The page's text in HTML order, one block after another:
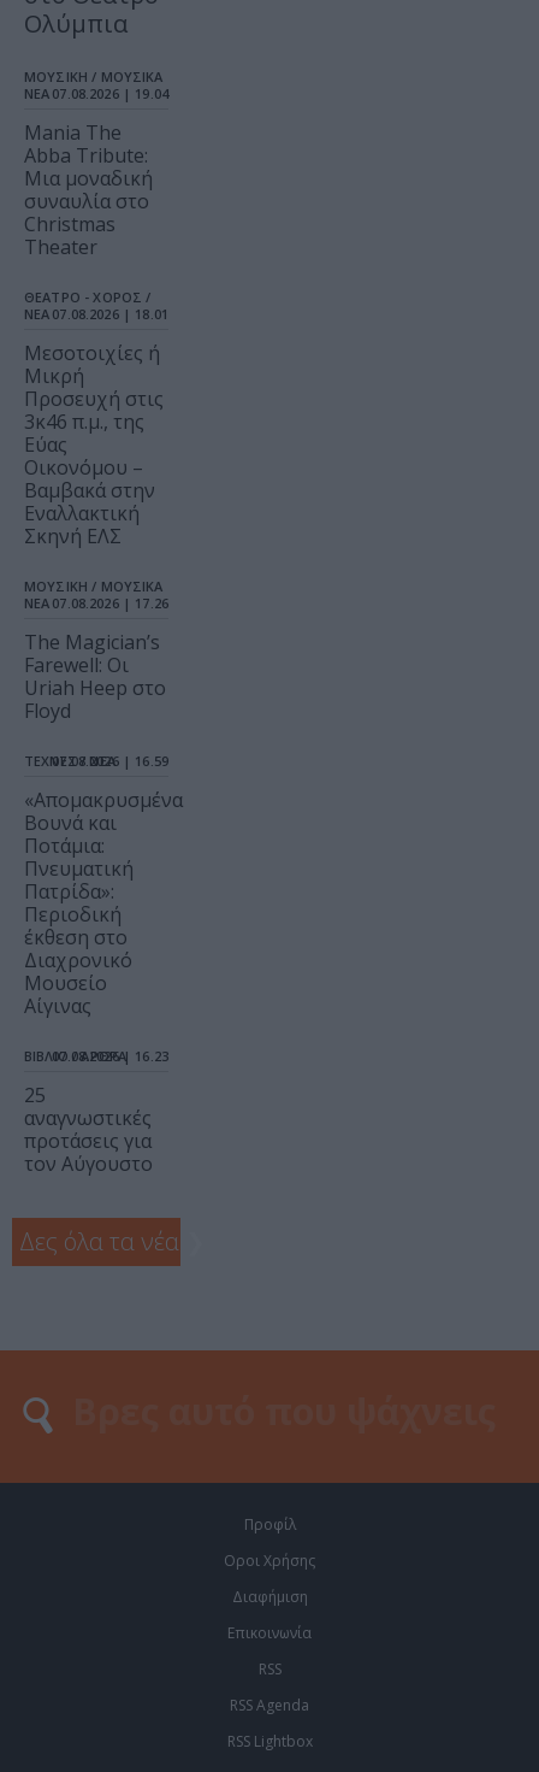
Ολύμπια
ΜΟΥΣΙΚΗ / ΜΟΥΣΙΚΑ
ΝΕΑ 07.08.2026 | 19.04
Mania The
Abba Tribute:
Μια μοναδική
συναυλία στο
Christmas
Theater
ΘΕΑΤΡΟ - ΧΟΡΟΣ /
ΝΕΑ 07.08.2026 | 18.01
Μεσοτοιχίες ή
Μικρή
Προσευχή στις
3κ46 π.μ., της
Εύας
Οικονόμου –
Βαμβακά στην
Εναλλακτική
Σκηνή ΕΛΣ
ΜΟΥΣΙΚΗ / ΜΟΥΣΙΚΑ
ΝΕΑ 07.08.2026 | 17.26
The Magician’s
Farewell: Οι
Uriah Heep στο
Floyd
ΤΕΧΝΕΣ / ΝΕΑ
07.08.2026 | 16.59
«Απομακρυσμένα
Βουνά και
Ποτάμια:
Πνευματική
Πατρίδα»:
Περιοδική
έκθεση στο
Διαχρονικό
Μουσείο
Αίγινας
ΒΙΒΛΙΟ / ΑΡΘΡΑ
07.08.2026 | 16.23
25
αναγνωστικές
προτάσεις για
τον Αύγουστο
Δες όλα τα νέα
Προφίλ
Οροι Χρήσης
Διαφήμιση
Επικοινωνία
RSS
RSS Agenda
RSS Lightbox